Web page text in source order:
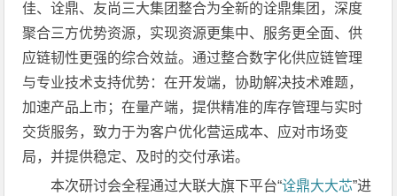
佳、诠鼎、友尚三大集团整合为全新的诠鼎集团，深度
聚合三方优势资源，实现资源更集中、服务更全面、供
应链韧性更强的综合效益。通过整合数字化供应链管理
与专业技术支持优势：在开发端，协助解决技术难题，
加速产品上市；在量产端，提供精准的库存管理与实时
交货服务，致力于为客户优化营运成本、应对市场变
局，并提供稳定、及时的交付承诺。
本次研讨会全程通过大联大旗下平台“诠鼎大大芯”进